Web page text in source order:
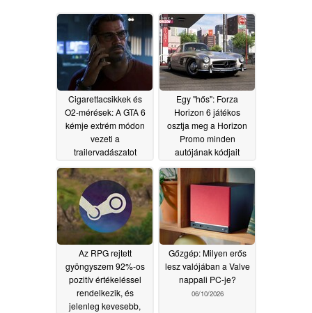
Cigarettacsikkek és
O2-mérések: A GTA 6
kémje extrém módon
vezeti a
trailervadászatot
06/10/2026
Egy "hős": Forza
Horizon 6 játékos
osztja meg a Horizon
Promo minden
autójának kódjait
06/10/2026
Az RPG rejtett
gyöngyszem 92%-os
pozitív értékeléssel
rendelkezik, és
jelenleg kevesebb,
Gőzgép: Milyen erős
lesz valójában a Valve
nappali PC-je?
06/10/2026